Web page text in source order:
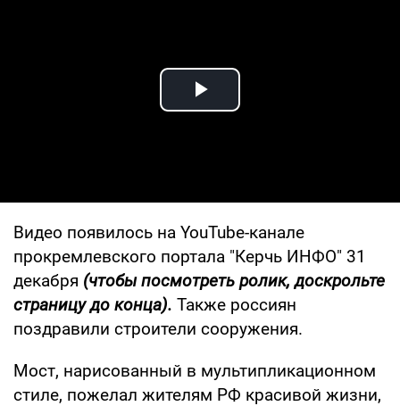
Play Video
Видео появилось на YouTube-канале
прокремлевского портала "Керчь ИНФО" 31
декабря (чтобы посмотреть ролик, доскрольте
страницу до конца). Также россиян
поздравили строители сооружения.
Мост, нарисованный в мультипликационном
стиле, пожелал жителям РФ красивой жизни,